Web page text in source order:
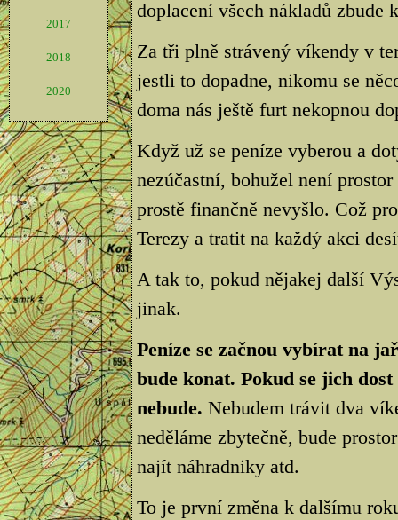
2017
2018
2020
doplacení všech nákladů zbude
Za tři plně strávený víkendy v
jestli to dopadne, nikomu se
doma nás ještě furt nekopnou
Když už se peníze vyberou a
nezúčastní, bohužel není
prostě finančně nevyšlo. Což
Terezy a tratit na každý akci
A tak to, pokud nějakej další
jinak.
Peníze se začnou vybírat na
bude konat. Pokud se jich
nebude. Nebudem trávit dva
neděláme zbytečně, bude
najít náhradniky atd.
To je první změna k dalšímu